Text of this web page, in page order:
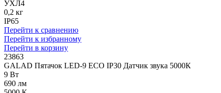
УХЛ4
0,2 кг
IP65
Перейти к сравнению
Перейти к избранному
Перейти в корзину
23863
GALAD Пятачок LED-9 ECO IP30 Датчик звука 5000К
9 Вт
690 лм